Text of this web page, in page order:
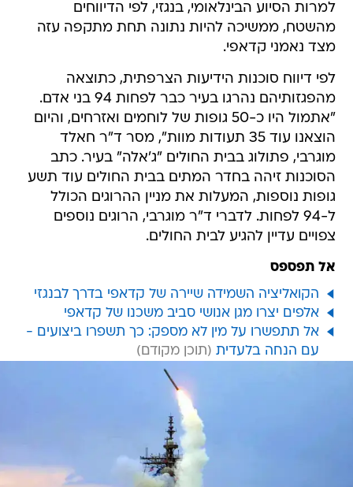
למרות הסיוע הבינלאומי, בנגזי, לפי הדיווחים
מהשטח, ממשיכה להיות נתונה תחת מתקפה עזה
מצד נאמני קדאפי.
לפי דיווח סוכנות הידיעות הצרפתית, כתוצאה
מהפגזותיהם נהרגו בעיר כבר לפחות 94 בני אדם.
"אתמול היו כ-50 גופות של לוחמים ואזרחים, והיום
הוצאנו עוד 35 תעודות מוות", מסר ד"ר חאלד
מוגרבי, פתולוג בבית החולים "ג'אלה" בעיר. כתב
הסוכנות זיהה בחדר המתים בבית החולים עוד תשע
גופות נוספות, המעלות את מניין ההרוגים הכולל
ל-94 לפחות. לדברי ד"ר מוגרבי, הרוגים נוספים
צפויים עדיין להגיע לבית החולים.
אל תפספס
הקואליציה השמידה שיירה של קדאפי בדרך לבנגזי
אלפים יצרו מגן אנושי סביב משכנו של קדאפי
אל תתפשרו על מין לא מספק: כך תשפרו ביצועים -
עם הנחה בלעדית